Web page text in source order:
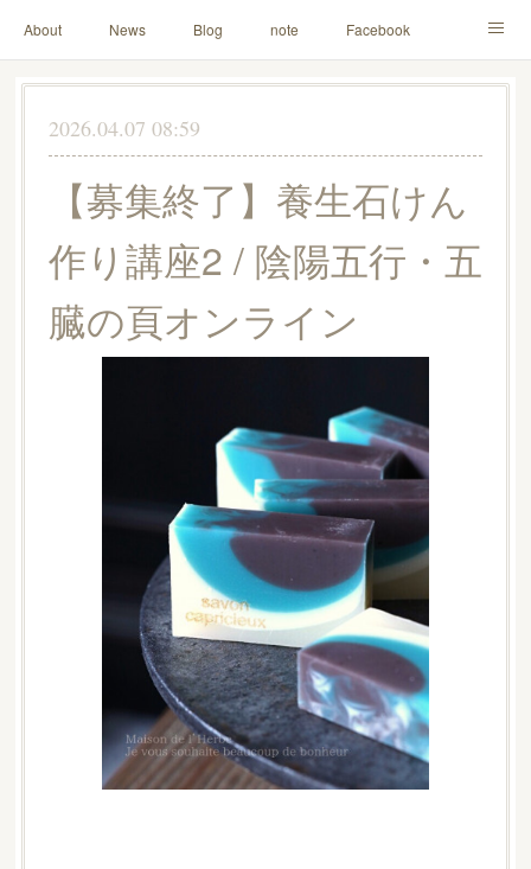
About News Blog note Facebook
Instagram Lesson Menu Schedule Contact
2026.04.07 08:59
【募集終了】養生石けん
作り講座2 / 陰陽五行・五
臓の頁オンライン